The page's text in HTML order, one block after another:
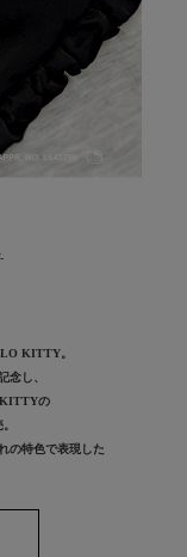
KITTY。
念し、
の
の特色で表現した